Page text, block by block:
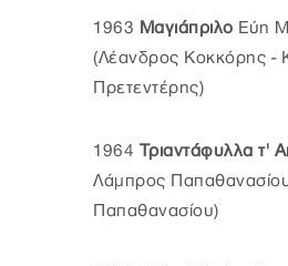
1963 Μαγιάπριλο Εύη
(Λέανδρος Κοκκόρης -
Πρετεντέρης)
1964 Τριαντάφυλλα τ'
Λάμπρος
Παπαθανασίου)